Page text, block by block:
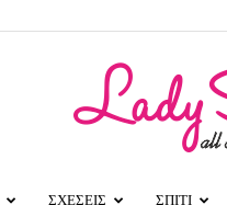
ΣΧΕΣΕΙΣ ΣΠΙΤΙ